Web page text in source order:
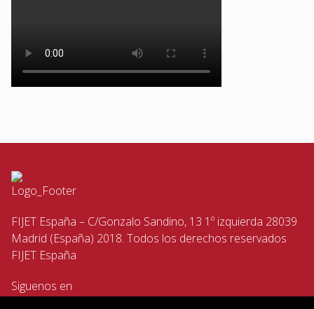
FIJET España – C/Gonzalo Sandino, 13 1º izquierda 28039
Madrid (España) 2018. Todos los derechos reservados
FIJET España
Siguenos en